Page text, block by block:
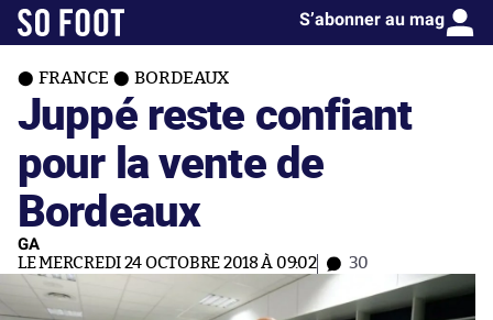
S’abonner au mag
FRANCE BORDEAUX
Juppé reste confiant
pour la vente de
Bordeaux
GA
LE MERCREDI 24 OCTOBRE 2018 À 09:02 30